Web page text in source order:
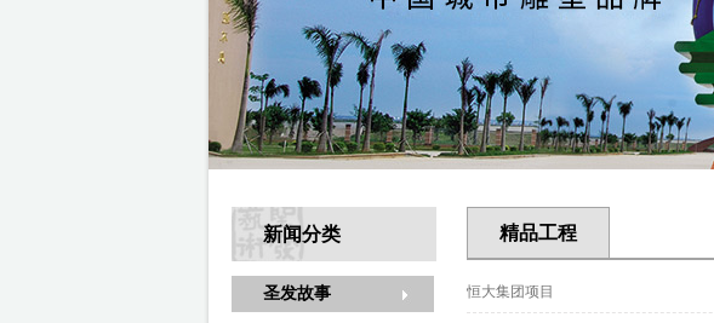
新闻分类
圣发故事
精品工程
恒大集团项目